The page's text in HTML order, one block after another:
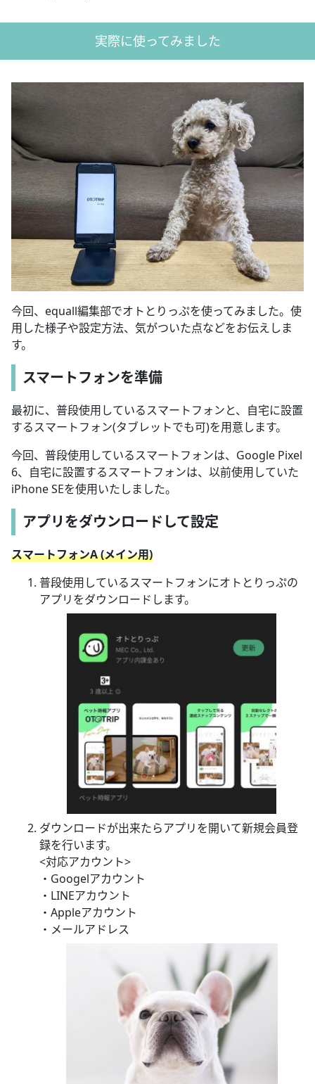
実際に使ってみました
今回、equall編集部でオトとりっぷを使ってみました。使
用した様子や設定方法、気がついた点などをお伝えしま
す。
スマートフォンを準備
最初に、普段使用しているスマートフォンと、自宅に設置
するスマートフォン(タブレットでも可)を用意します。
今回、普段使用しているスマートフォンは、Google Pixel
6、自宅に設置するスマートフォンは、以前使用していた
iPhone SEを使用いたしました。
アプリをダウンロードして設定
スマートフォンA (メイン用)
普段使用しているスマートフォンにオトとりっぷの
アプリをダウンロードします。
ダウンロードが出来たらアプリを開いて新規会員登
録を行います。
<対応アカウント>
・Googelアカウント
・LINEアカウント
・Appleアカウント
・メールアドレス